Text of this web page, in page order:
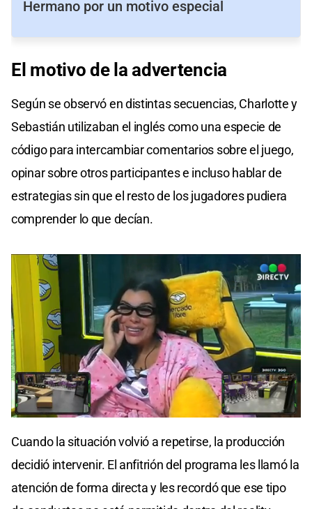
Hermano por un motivo especial
El motivo de la advertencia
Según se observó en distintas secuencias, Charlotte y
Sebastián utilizaban el inglés como una especie de
código para intercambiar comentarios sobre el juego,
opinar sobre otros participantes e incluso hablar de
estrategias sin que el resto de los jugadores pudiera
comprender lo que decían.
of
seconds
Cuando la situación volvió a repetirse, la producción
decidió intervenir. El anfitrión del programa les llamó la
atención de forma directa y les recordó que ese tipo